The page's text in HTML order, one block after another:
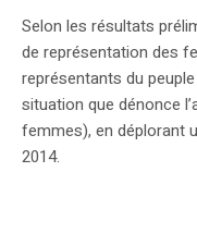
Selon les résultats
de représentation des
représentants du
situation que dénonce
femmes), en déplorant
2014.